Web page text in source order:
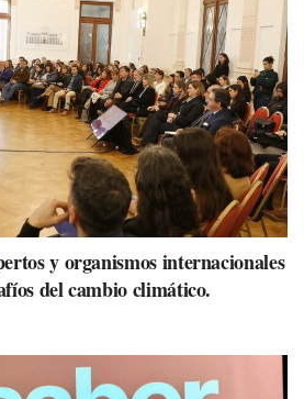
y organismos internacionales
del cambio climático.